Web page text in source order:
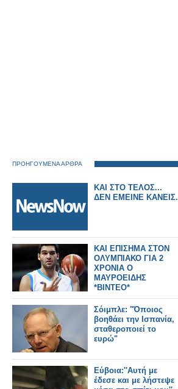
ΠΡΟΗΓΟΥΜΕΝΑ ΑΡΘΡΑ
ΚΑΙ ΣΤΟ ΤΕΛΟΣ...
ΔΕΝ ΕΜΕΙΝΕ ΚΑΝΕΙΣ.
ΚΑΙ ΕΠΙΣΗΜΑ ΣΤΟΝ
ΟΛΥΜΠΙΑΚΟ ΓΙΑ 2
ΧΡΟΝΙΑ Ο
ΜΑΥΡΟΕΙΔΗΣ
*ΒΙΝΤΕΟ*
Σόιμπλε: "Όποιος
βοηθάει την Ισπανία,
σταθεροποιεί το
ευρώ"
Εύβοια:''Αυτή με
έδεσε και με λήστεψε